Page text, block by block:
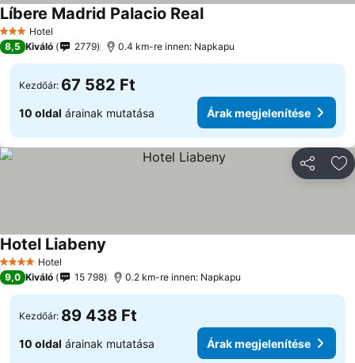
3 Kategória
Hotel
Líbere Madrid Palacio Real
8,5 Kiváló 2779 0.4 km-re innen: Napkapu
Kezdőár: 67 582 Ft
10 oldal árainak mutatása Árak megjelenítése
4 KategóriaHotel
Hotel Liabeny
9,0 Kiváló 15 798 0.2 km-re innen: Napkapu
Kezdőár: 89 438 Ft
10 oldal árainak mutatása Árak megjelenítése